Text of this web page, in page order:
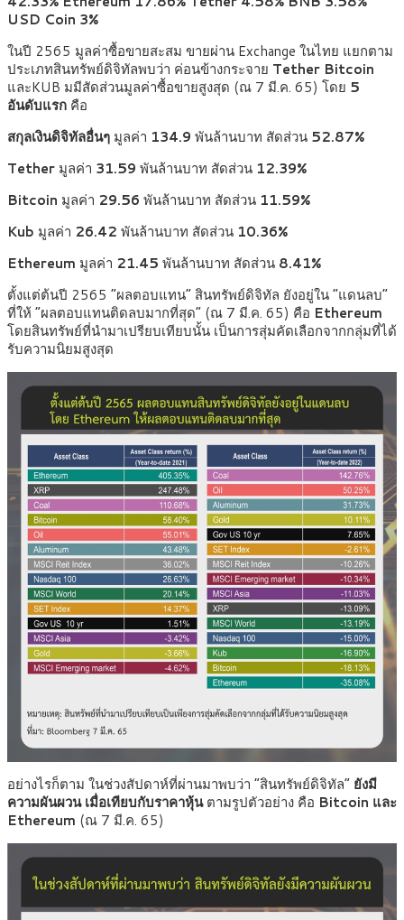
USD Coin 3%
ในปี 2565 มูลค่าซื้อขายสะสม ขายผ่าน Exchange ในไทย แยกตาม
ประเภทสินทรัพย์ดิจิทัลพบว่า ค่อนข้างกระจาย Tether Bitcoin
และKUB มมีสัดส่วนมูลค่าซื้อขายสูงสุด (ณ 7 มี.ค. 65) โดย 5
อันดับแรก คือ
สกุลเงินดิจิทัลอื่นๆ มูลค่า 134.9 พันล้านบาท สัดส่วน 52.87%
Tether มูลค่า 31.59 พันล้านบาท สัดส่วน 12.39%
Bitcoin มูลค่า 29.56 พันล้านบาท สัดส่วน 11.59%
Kub มูลค่า 26.42 พันล้านบาท สัดส่วน 10.36%
Ethereum มูลค่า 21.45 พันล้านบาท สัดส่วน 8.41%
ตั้งแต่ต้นปี 2565 “ผลตอบแทน” สินทรัพย์ดิจิทัล ยังอยู่ใน “แดนลบ”
ที่ให้ “ผลตอบแทนติดลบมากที่สุด” (ณ 7 มี.ค. 65) คือ Ethereum
โดยสินทรัพย์ที่นํามาเปรียบเทียบนั้น เป็นการสุ่มคัดเลือกจากกลุ่มที่ได้
รับความนิยมสูงสุด
อย่างไรก็ตาม ในช่วงสัปดาห์ที่ผ่านมาพบว่า “สินทรัพย์ดิจิทัล” ยังมี
ความผันผวน เมื่อเทียบกับราคาหุ้นตามรูปตัวอย่าง คือ Bitcoin และ
Ethereum (ณ 7 มี.ค. 65)